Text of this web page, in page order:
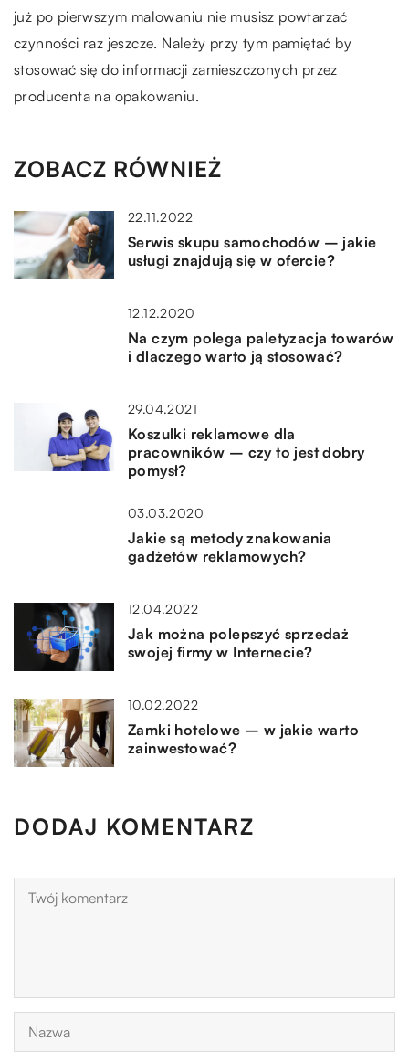
już po pierwszym malowaniu nie musisz powtarzać
czynności raz jeszcze. Należy przy tym pamiętać by
stosować się do informacji zamieszczonych przez
producenta na opakowaniu.
ZOBACZ RÓWNIEŻ
22.11.2022
Serwis skupu samochodów – jakie
usługi znajdują się w ofercie?
12.12.2020
Na czym polega paletyzacja towarów
i dlaczego warto ją stosować?
29.04.2021
Koszulki reklamowe dla
pracowników – czy to jest dobry
pomysł?
03.03.2020
Jakie są metody znakowania
gadżetów reklamowych?
12.04.2022
Jak można polepszyć sprzedaż
swojej firmy w Internecie?
10.02.2022
Zamki hotelowe – w jakie warto
zainwestować?
DODAJ KOMENTARZ